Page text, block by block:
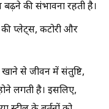
की संभावना रहती है।
प्लेट्स, कटोरी और
से जीवन में संतुष्टि,
लगती है। इसलिए,